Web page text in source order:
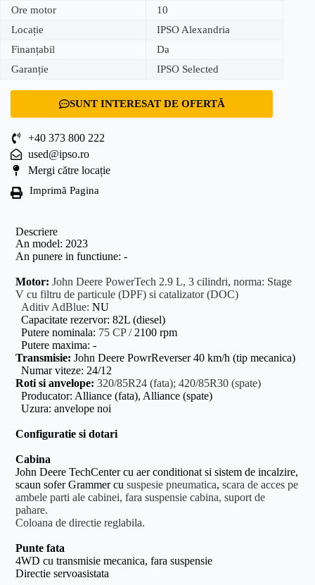
Ore motor
10
Locație
IPSO Alexandria
Finanțabil
Da
Garanție
IPSO Selected
SUNT INTERESAT DE OFERTĂ
+40 373 800 222
used@ipso.ro
Mergi către locație
Imprimă Pagina
Descriere
An model: 2023
An punere in functiune: -
Motor:John Deere PowerTech 2.9 L, 3 cilindri, norma: Stage
V cu filtru de particule (DPF) si catalizator (DOC)
Aditiv AdBlue:NU
Capacitate rezervor: 82L (diesel)
Putere nominala: 75 CP / 2100 rpm
Putere maxima: -
Transmisie:John Deere PowrReverser 40 km/h (tip mecanica)
Numar viteze: 24/12
Roti si anvelope:320/85R24 (fata); 420/85R30 (spate)
Producator: Alliance (fata), Alliance (spate)
Uzura: anvelope noi
Configuratie si dotari
Cabina
John Deere TechCenter cu aer conditionat si sistem de incalzire,
scaun sofer Grammer cususpesie pneumatica,scara de acces pe
ambele parti ale cabinei, fara suspensie cabina, suport de
pahare.
Coloana de directie reglabila.
Punte fata
4WD cu transmisie mecanica, fara suspensie
Directie servoasistata